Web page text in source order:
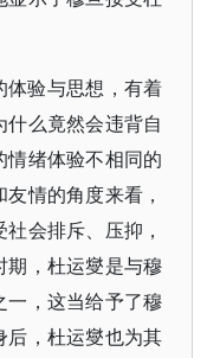
体验与思想，有着
么竟然会违背自
绪体验不相同的
情的角度来看，
会排斥、压抑，
期，杜运燮是与穆
一，这当给予了穆
后，杜运燮也为其